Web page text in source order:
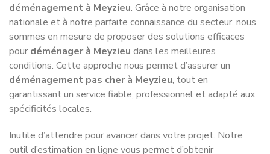
Nos clients témoignent de la satisfaction après avoir
déménagé avec nous, ils n’hésitent pas à nous
recommander à leurs entourages.
Excellent service de déménagement avec un
suivi professionnel du début jusqu'à la fin. Je